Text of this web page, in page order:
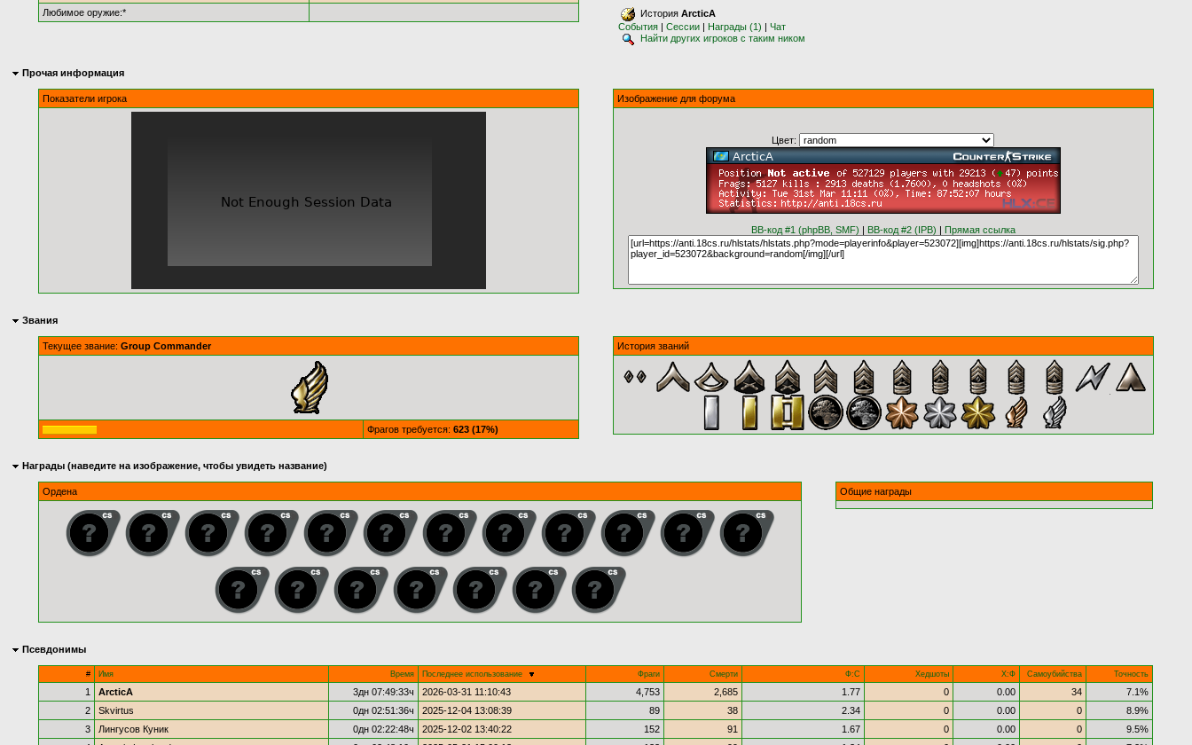
Любимое оружие:*
История ArcticA
События| Сессии| Награды (1) | Чат
Найти других игроков с таким ником
Прочая информация
Показатели игрока Изображение для форума
Цвет:
BB-код #1 (phpBB, SMF) | BB-код #2 (IPB) | Прямая ссылка
Звания
Текущее звание:Group Commander
Фрагов требуется:623 (17%)
История званий
Награды (наведите на изображение, чтобы увидеть название)
Ордена Общие награды
Псевдонимы
# Имя Время Последнее использование Фраги Смерти Ф:С Хедшоты Х:Ф Самоубийства Точность
1 ArcticA 3дн 07:49:33ч 2026-03-31 11:10:43 4,753 2,685 1.77 0 0.00 34
7.1%
2
Skvirtus 0дн 02:51:36ч 2025-12-04 13:08:39 89 38 2.34 0 0.00 0
8.9%
3
Лингусов Куник 0дн 02:22:48ч 2025-12-02 13:40:22 152 91 1.67 0 0.00 0
9.5%